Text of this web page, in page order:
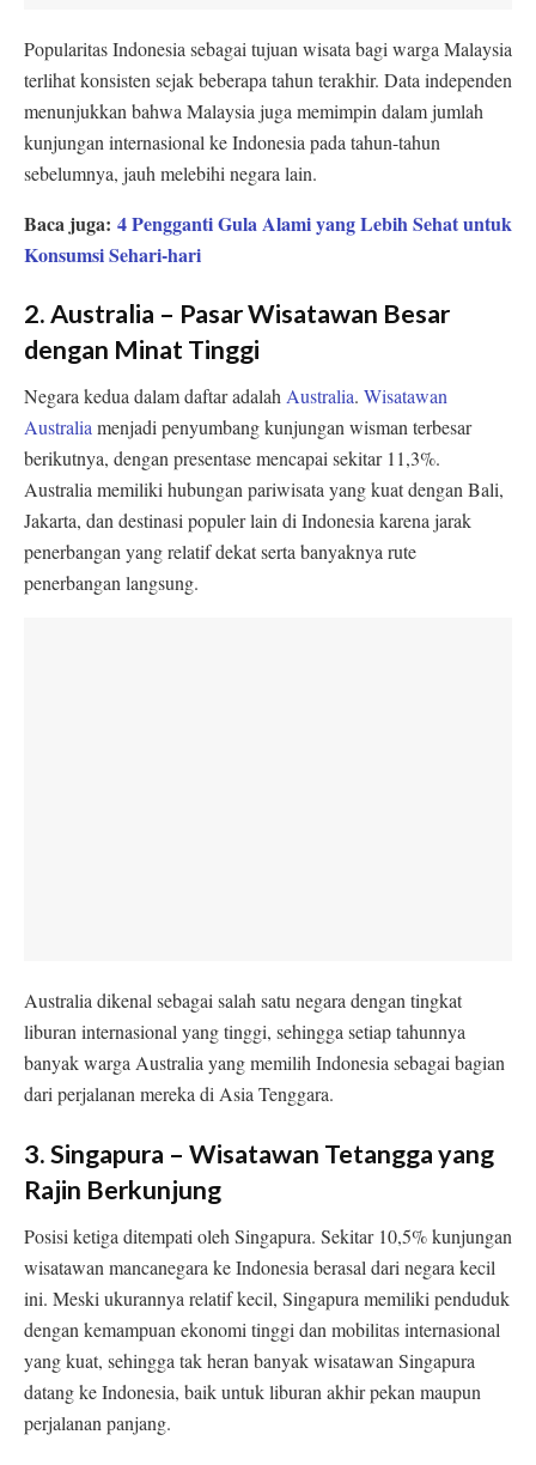
Popularitas Indonesia sebagai tujuan wisata bagi warga Malaysia
terlihat konsisten sejak beberapa tahun terakhir. Data independen
menunjukkan bahwa Malaysia juga memimpin dalam jumlah
kunjungan internasional ke Indonesia pada tahun-tahun
sebelumnya, jauh melebihi negara lain.
Baca juga: 4 Pengganti Gula Alami yang Lebih Sehat untuk
Konsumsi Sehari-hari
2. Australia – Pasar Wisatawan Besar
dengan Minat Tinggi
Negara kedua dalam daftar adalah Australia. Wisatawan
Australia menjadi penyumbang kunjungan wisman terbesar
berikutnya, dengan presentase mencapai sekitar 11,3%.
Australia memiliki hubungan pariwisata yang kuat dengan Bali,
Jakarta, dan destinasi populer lain di Indonesia karena jarak
penerbangan yang relatif dekat serta banyaknya rute
penerbangan langsung.
Australia dikenal sebagai salah satu negara dengan tingkat
liburan internasional yang tinggi, sehingga setiap tahunnya
banyak warga Australia yang memilih Indonesia sebagai bagian
dari perjalanan mereka di Asia Tenggara.
3. Singapura – Wisatawan Tetangga yang
Rajin Berkunjung
Posisi ketiga ditempati oleh Singapura. Sekitar 10,5% kunjungan
wisatawan mancanegara ke Indonesia berasal dari negara kecil
ini. Meski ukurannya relatif kecil, Singapura memiliki penduduk
dengan kemampuan ekonomi tinggi dan mobilitas internasional
yang kuat, sehingga tak heran banyak wisatawan Singapura
datang ke Indonesia, baik untuk liburan akhir pekan maupun
perjalanan panjang.